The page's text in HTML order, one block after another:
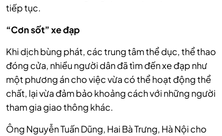
tiếp tục.
“Cơn sốt” xe đạp
Khi dịch bùng phát, các trung tâm thể dục, thể thao
đóng cửa, nhiều người dân đã tìm đến xe đạp như
một phương án cho việc vừa có thể hoạt động thể
chất, lại vừa đảm bảo khoảng cách với những người
tham gia giao thông khác.
Ông Nguyễn Tuấn Dũng, Hai Bà Trưng, Hà Nội cho